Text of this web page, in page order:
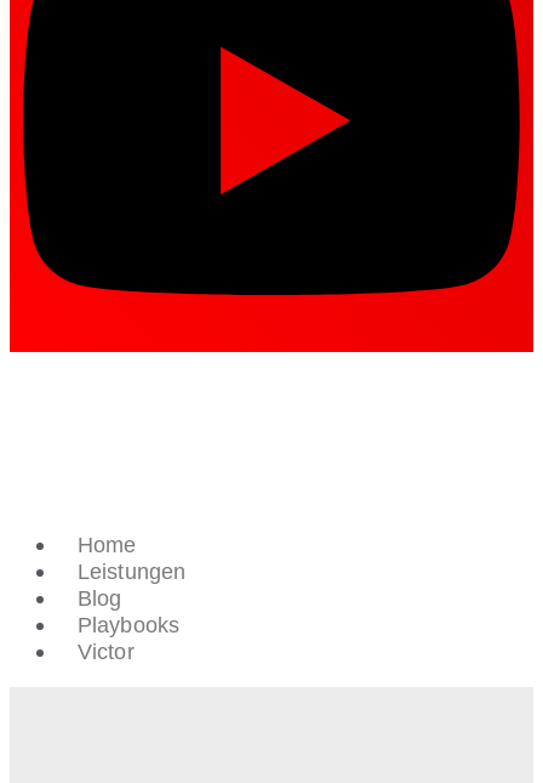
Home
Leistungen
Blog
Playbooks
Victor